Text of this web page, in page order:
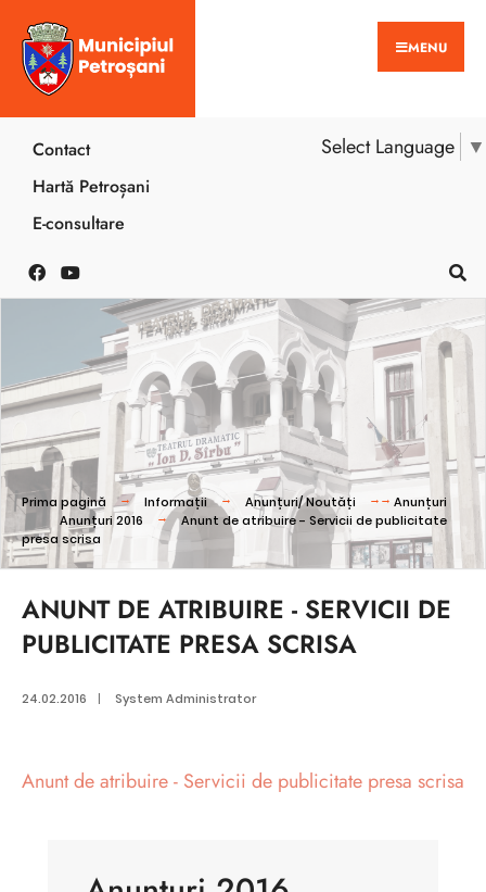
MENU
Select Language ▼
Contact
Hartă Petroșani
E-consultare
Prima pagină Informații Anunțuri/ Noutăți
Anunțuri
Anunțuri 2016
Anunt de atribuire - Servicii de publicitate
presa scrisa
ANUNT DE ATRIBUIRE - SERVICII DE
PUBLICITATE PRESA SCRISA
24.02.2016 | System Administrator
Anunt de atribuire - Servicii de publicitate presa scrisa